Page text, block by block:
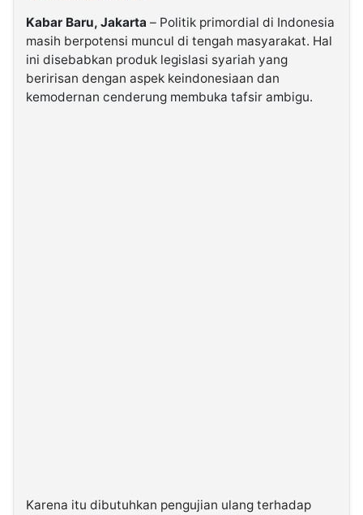
Kabar Baru, Jakarta – Politik primordial di Indonesia
masih berpotensi muncul di tengah masyarakat. Hal
ini disebabkan produk legislasi syariah yang
beririsan dengan aspek keindonesiaan dan
kemodernan cenderung membuka tafsir ambigu.
Karena itu dibutuhkan pengujian ulang terhadap